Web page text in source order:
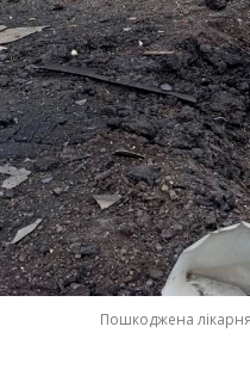
Пошкоджена